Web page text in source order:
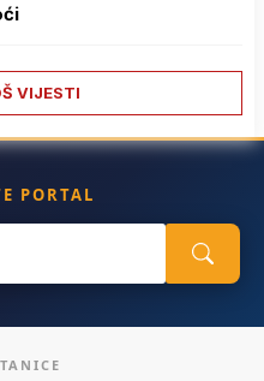
VIJESTI
PORTAL